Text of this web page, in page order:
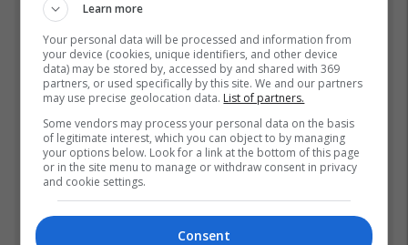
fuqishme me breshër dhe
erëra të forta
21/07/2026
Sllovenët zbulojnë se sa do
të fitojë Vincic për gjykimin
e finales së Kupës së Botës
18/07/2026
sërish tema kryesore e
Learn more
Your personal data will be processed and information from
your device (cookies, unique identifiers, and other device
data) may be stored by, accessed by and shared with 369
partners, or used specifically by this site. We and our partners
may use precise geolocation data. List of partners.
Some vendors may process your personal data on the basis
of legitimate interest, which you can object to by managing
your options below. Look for a link at the bottom of this page
or in the site menu to manage or withdraw consent in privacy
and cookie settings.
Consent